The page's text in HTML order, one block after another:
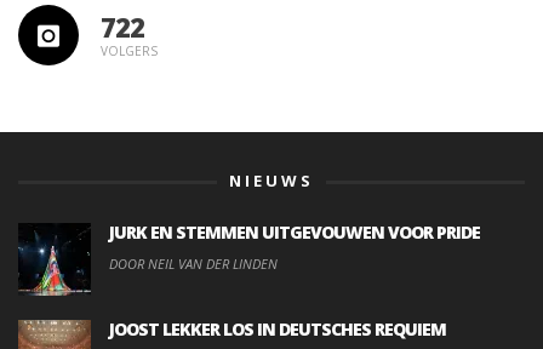
722
VOLGERS
NIEUWS
JURK EN STEMMEN UITGEVOUWEN VOOR PRIDE
DOOR NEIL VAN DER LINDEN
JOOST LEKKER LOS IN DEUTSCHES REQUIEM